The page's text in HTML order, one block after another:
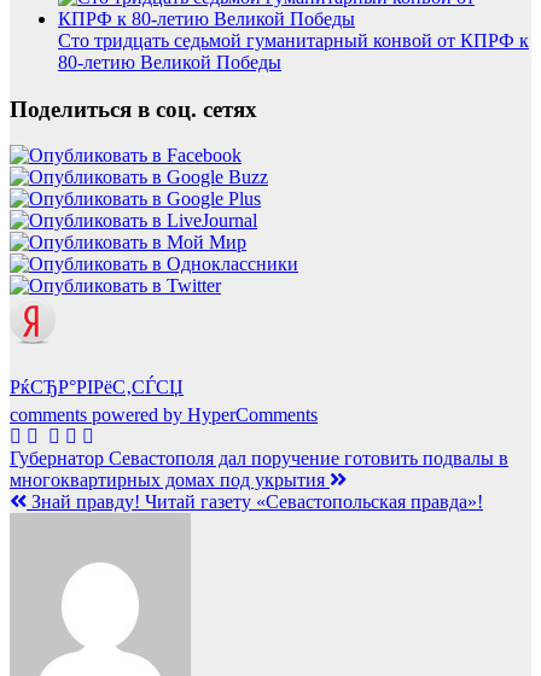
Сто тридцать седьмой гуманитарный конвой от КПРФ к
80-летию Великой Победы
Поделиться в соц. сетях
РќСЂР°РІРёС‚СЃСЏ
comments powered by HyperComments
Навигация
по
Губернатор Севастополя дал поручение готовить подвалы в
многоквартирных домах под укрытия
Знай правду! Читай газету «Севастопольская правда»!